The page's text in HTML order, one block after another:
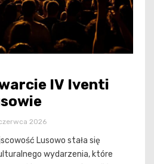
IV Iventi
2026
Lusowo stała się
wydarzenia, które